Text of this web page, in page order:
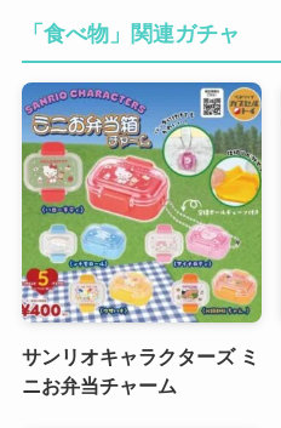
「食べ物」関連ガチャ
サンリオキャラクターズ ミ
ニお弁当チャーム